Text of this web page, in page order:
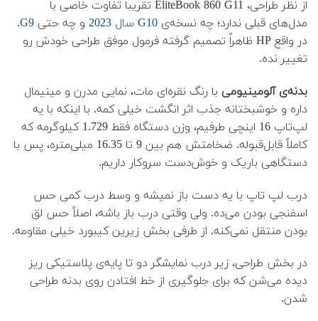
از نظر طراحی، EliteBook 860 G11 تقریباً تفاوت خاصی با
مدل‌های قبلی ندارد؛ چه نسخه‌ی G10 سال 2023 و چه حتی G9
.
در واقع HP ظاهراً تصمیم گرفته فرمول موفق طراحی خودش رو
تغییر نده.
بدنه‌ی آلومینیومی با رنگ نقره‌ای مات، نمایی مدرن و مینیمال
داره و خوشبختانه جذب اثر انگشت خیلی کمه. با اینکه با یه
لپ‌تاپ 16 اینچی طرفیم، وزن دستگاه فقط 1.729 کیلوگرمه که
کاملاً قابل‌قبوله. ضخامتش هم بین 9 تا 16.35 میلی‌متره، پس با
دستگاهی باریک و خوش‌دست سروکار داریم.
درب لپ تاپ با یه دست باز نمیشه و وسط درب کمی حس
اسفنجی بودن می‌ده. ولی وقتی درب باز باشه، اصلاً حس لق
بودن منتقل نمی‌کنه. از طرفی بخش زیرین کیبورد خیلی مقاومه.
در بخش طراحی، زیر درب نمایشگر دو تا پایه‌ی پلاستیکی ریز
دیده می‌شن که برای جلوگیری از خط افتادن روی بدنه طراحی
شدن.